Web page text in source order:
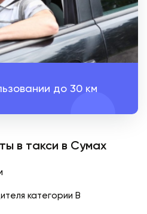
до 30 км
в такси в Сумах
категории В